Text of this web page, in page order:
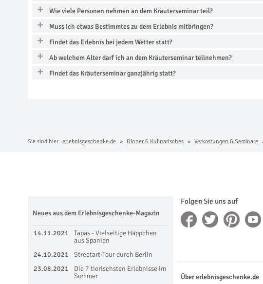
Wie viele Personen nehmen an dem Kräuterseminar teil?
Muss ich etwas Bestimmtes zu dem Erlebnis mitbringen?
Findet das Erlebnis bei jedem Wetter statt?
Ab welchem Alter darf ich an dem Kräuterseminar teilnehmen?
Findet das Kräuterseminar ganzjährig statt?
Sie sind hier: erlebnisgeschenke.de Dinner & Kulinarisches Verkostungen & Seminare
Folgen Sie uns auf
Neues aus dem Erlebnisgeschenke-Magazin
14.11.2021
Tapas - Vielseitige Häppchen
aus Spanien
24.10.2021
Streetart-Tour durch Berlin
23.08.2021
Die 7 tierischsten Erlebnisse im
Sommer
Über erlebnisgeschenke.de